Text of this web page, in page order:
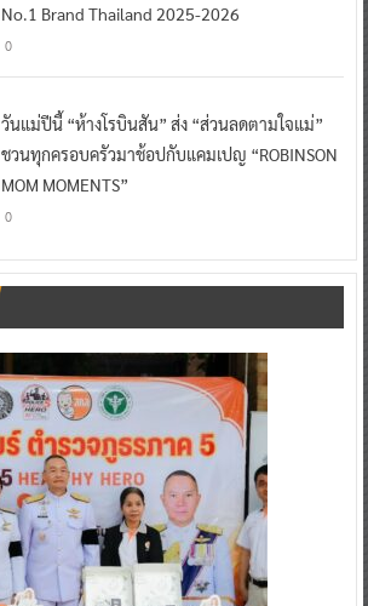
No.1 Brand Thailand 2025-2026
0
วันแม่ปีนี้ “ห้างโรบินสัน” ส่ง “ส่วนลดตามใจแม่”
ชวนทุกครอบครัวมาช้อปกับแคมเปญ “ROBINSON
MOM MOMENTS”
0